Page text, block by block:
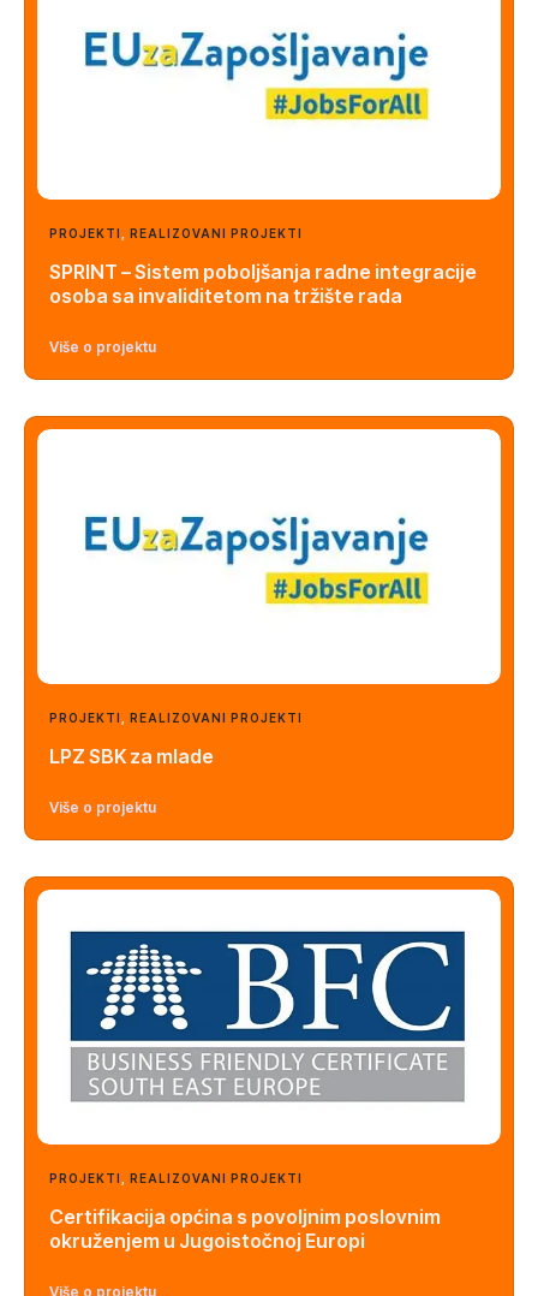
PROJEKTI REALIZOVANI PROJEKTI
SPRINT – Sistem poboljšanja radne integracije
osoba sa invaliditetom na tržište rada
Više o projektu
PROJEKTI REALIZOVANI PROJEKTI
LPZ SBK za mlade
Više o projektu
PROJEKTI REALIZOVANI PROJEKTI
Certifikacija općina s povoljnim poslovnim
okruženjem u Jugoistočnoj Europi
Više o projektu